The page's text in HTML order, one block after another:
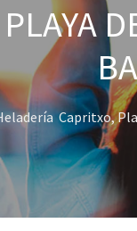
Capritxo,